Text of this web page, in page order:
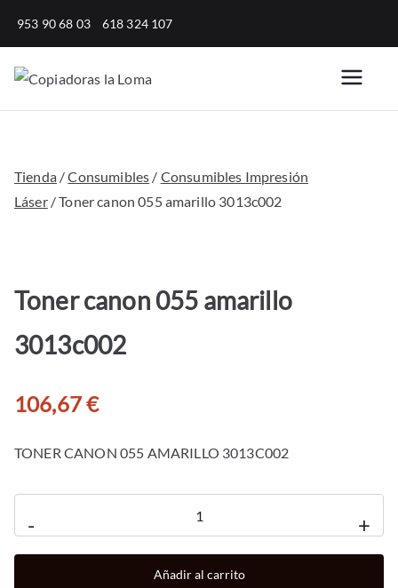
953 90 68 03 618 324 107
Copiadoras
Venta, alquiler y reparación
de fotocopiadoras y equipos
Tienda/Consumibles / Consumibles Impresión
Láser/ Toner canon 055 amarillo 3013c002
Toner canon 055 amarillo
3013c002
106,67€
TONER CANON 055 AMARILLO 3013C002
-
canon
055
+
Añadir al carrito